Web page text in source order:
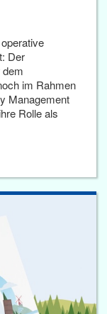
Der
im Rahmen
Management
Rolle als